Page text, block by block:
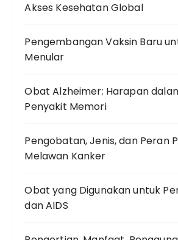
Akses Kesehatan Global
Pengembangan Vaksin Baru
Menular
Obat Alzheimer: Harapan
Penyakit Memori
Pengobatan, Jenis, dan Peran
Melawan Kanker
Obat yang Digunakan untuk
dan AIDS